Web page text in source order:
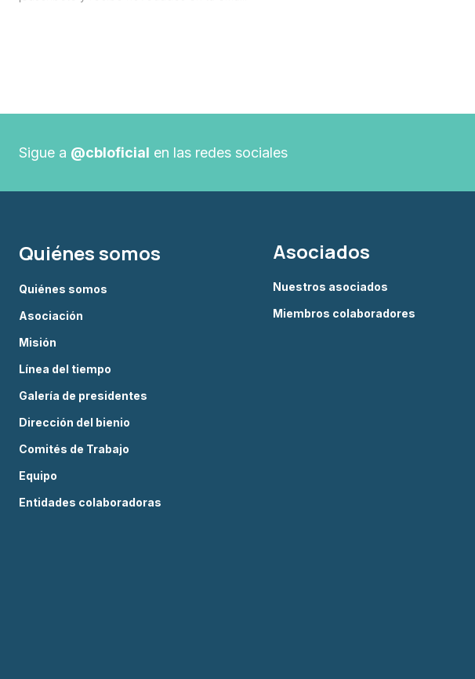
Sigue a @cbloficial en las redes sociales
Quiénes somos
Quiénes somos
Asociación
Misión
Línea del tiempo
Galería de presidentes
Dirección del bienio
Comités de Trabajo
Equipo
Entidades colaboradoras
Asociados
Nuestros asociados
Miembros colaboradores